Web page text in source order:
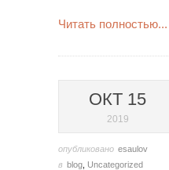
Читать полностью...
ОКТ 15
2019
опубликовано esaulov
в blog Uncategorized